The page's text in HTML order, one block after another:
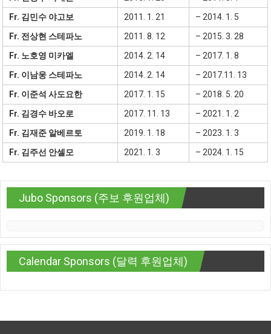
Fr. 김민수 야고보
2011. 1. 21
– 2014. 1. 5
Fr. 전상현 스테파노
2011. 8. 12
– 2015. 3. 28
Fr. 노호영 미카엘
2014. 2. 14
– 2017. 1. 8
Fr. 이남웅 스테파노
2014. 2. 14
– 2017.11. 13
Fr. 이준석 사도요한
2017. 1. 15
– 2018. 5. 20
Fr. 김경수 바오로
2017. 11. 13
– 2021. 1. 2
Fr. 김재준 알베르토
2019. 1. 18
– 2023. 1. 3
Fr. 김주선 안셀모
2021. 1. 3 – 2024. 1. 15
Jubo Sponsors (주보 후원업체)
Calendar Sponsors (달력 후원업체)